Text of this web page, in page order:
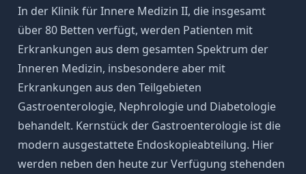
In der Klinik für Innere Medizin II, die insgesamt
über 80 Betten verfügt, werden Patienten mit
Erkrankungen aus dem gesamten Spektrum der
Inneren Medizin, insbesondere aber mit
Erkrankungen aus den Teilgebieten
Gastroenterologie, Nephrologie und Diabetologie
behandelt. Kernstück der Gastroenterologie ist die
modern ausgestattete Endoskopieabteilung. Hier
werden neben den heute zur Verfügung stehenden